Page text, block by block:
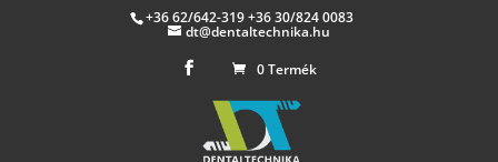
+36 62/642-319 +36 30/824 0083
dt@dentaltechnika.hu
0 Termék